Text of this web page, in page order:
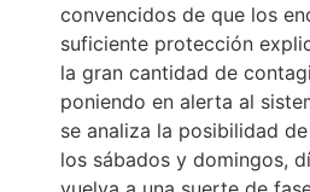
convencidos de que los
suficiente protección
la gran cantidad de
poniendo en alerta al
se analiza la posibilidad
los sábados y domingos,